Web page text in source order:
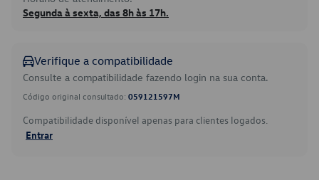
Segunda à sexta, das 8h às 17h.
Verifique a compatibilidade
Consulte a compatibilidade fazendo login na sua conta.
Código original consultado: 059121597M
Compatibilidade disponível apenas para clientes logados.
Entrar